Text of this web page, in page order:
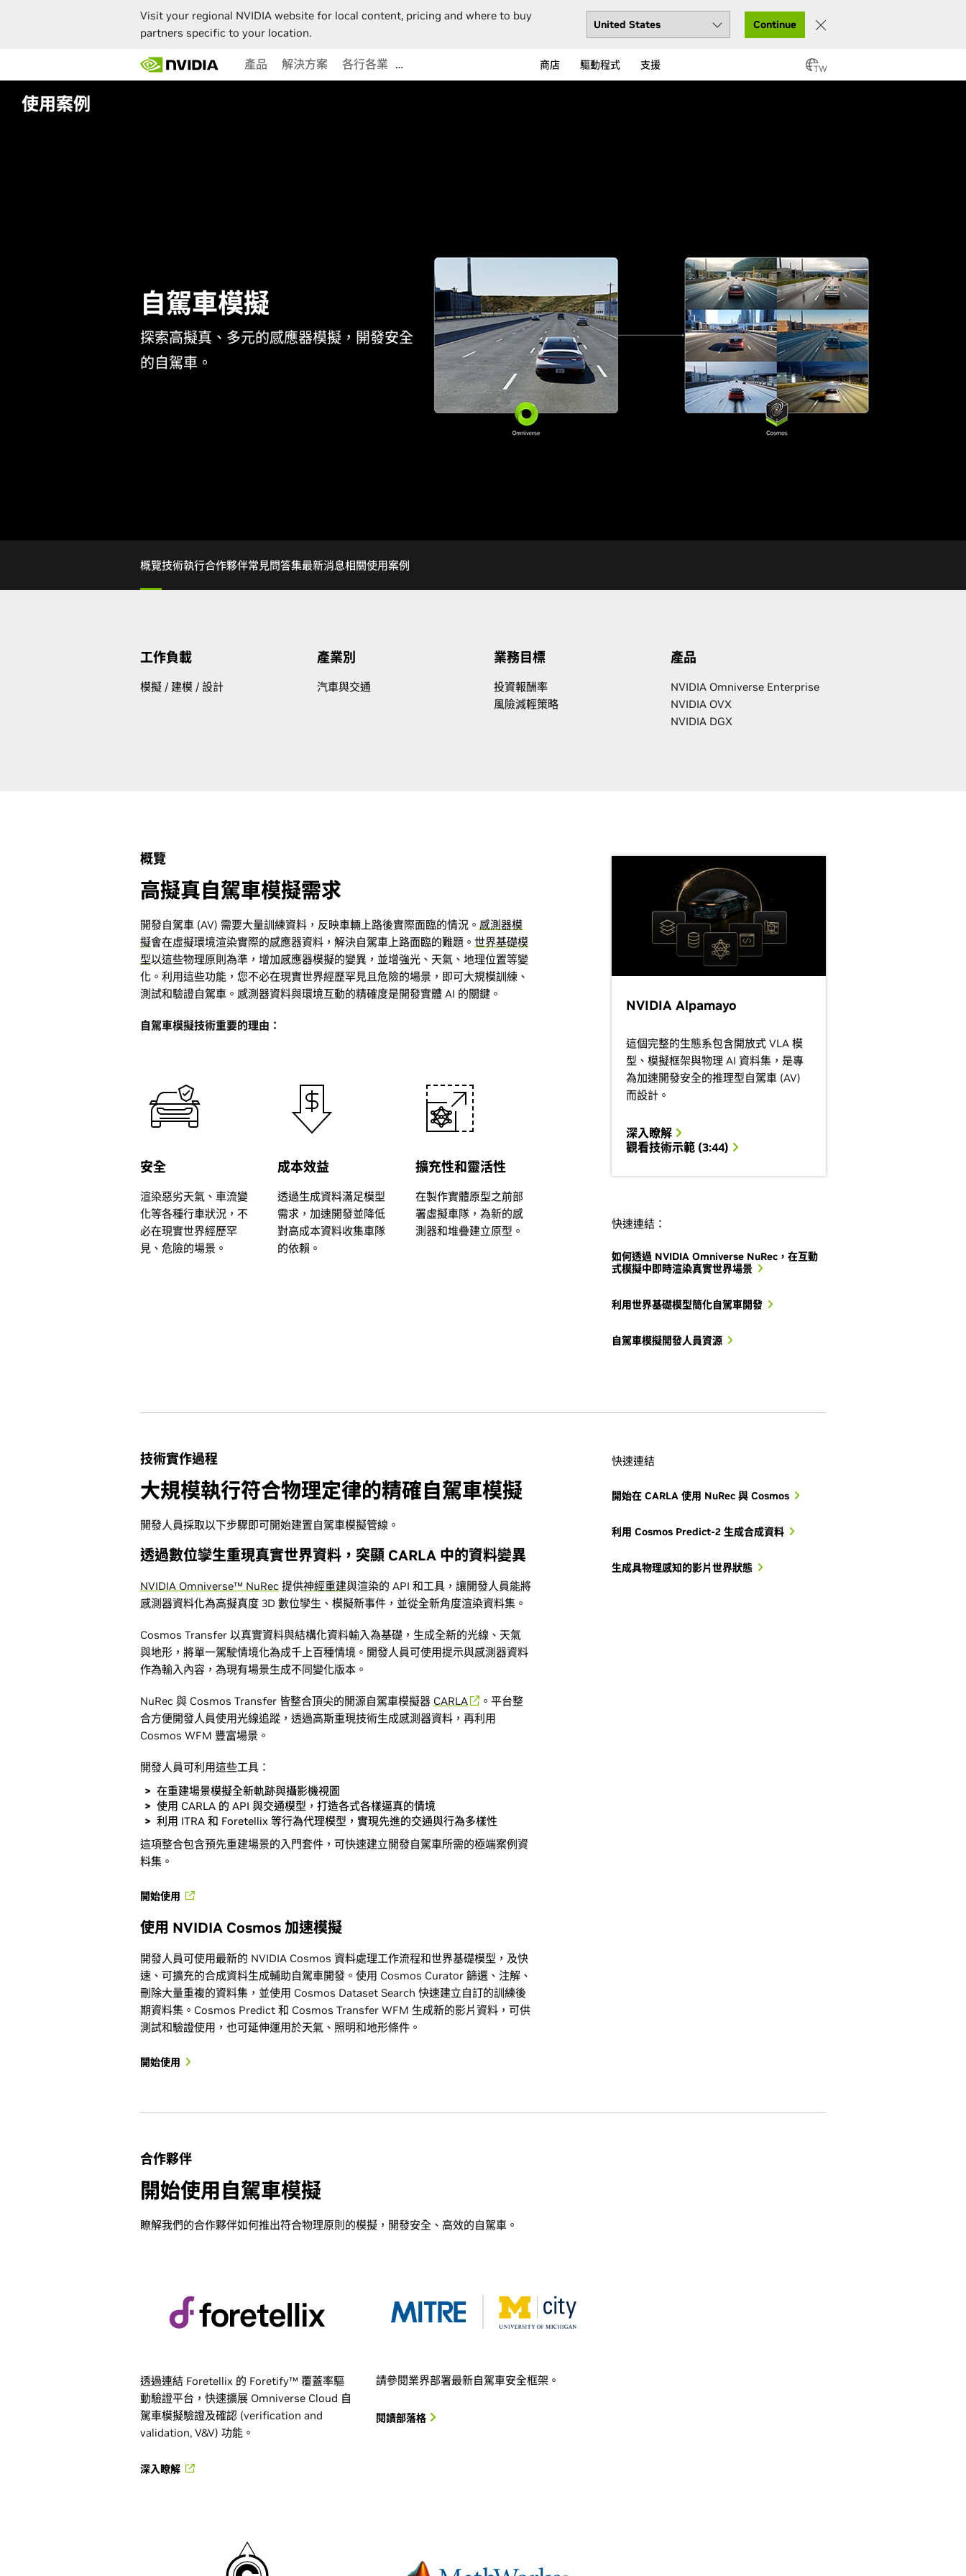
Visit your regional NVIDIA website for local content, pricing and where to buy
partners specific to your location.
Continue
main
content
產品 解決方案 各行各業 … 商店 驅動程式 支援 TW
使用案例
自駕車模擬
探索高擬真、多元的感應器模擬，開發安全
的自駕車。
概覽技術執行合作夥伴常見問答集最新消息相關使用案例
工作負載‎‎
模擬 / 建模 / 設計
產業別
汽車與交通
業務目標
投資報酬率
風險減輕策略
產品
NVIDIA Omniverse Enterprise
NVIDIA OVX
NVIDIA DGX
概覽
高擬真自駕車模擬需求
開發自駕車 (AV) 需要大量訓練資料，反映車輛上路後實際面臨的情況。 感測器模
擬會在虛擬環境渲染實際的感應器資料，解決自駕車上路面臨的難題。 世界基礎模
型以這些物理原則為準，增加感應器模擬的變異，並增強光、天氣、地理位置等變
化。利用這些功能，您不必在現實世界經歷罕見且危險的場景，即可大規模訓練、
測試和驗證自駕車。感測器資料與環境互動的精確度是開發實體 AI 的關鍵。
自駕車模擬技術重要的理由：
安全
渲染惡劣天氣、車流變
化等各種行車狀況，不
必在現實世界經歷罕
見、危險的場景。
成本效益
透過生成資料滿足模型
需求，加速開發並降低
對高成本資料收集車隊
的依賴。
擴充性和靈活性
在製作實體原型之前部
署虛擬車隊，為新的感
測器和堆疊建立原型。
NVIDIA Alpamayo
這個完整的生態系包含開放式 VLA 模
型、模擬框架與物理 AI 資料集，是專
為加速開發安全的推理型自駕車 (AV)
而設計。
深入瞭解
觀看技術示範 (3:44)
快速連結：
如何透過 NVIDIA Omniverse NuRec，在互動
式模擬中即時渲染真實世界場景
利用世界基礎模型簡化自駕車開發
自駕車模擬開發人員資源
技術實作過程
大規模執行符合物理定律的精確自駕車模擬
開發人員採取以下步驟即可開始建置自駕車模擬管線。
透過數位孿生重現真實世界資料，突顯 CARLA 中的資料變異
NVIDIA Omniverse™ NuRec 提供神經重建與渲染的 API 和工具，讓開發人員能將
感測器資料化為高擬真度 3D 數位孿生、模擬新事件，並從全新角度渲染資料集。
Cosmos Transfer 以真實資料與結構化資料輸入為基礎，生成全新的光線、天氣
與地形，將單一駕駛情境化為成千上百種情境。開發人員可使用提示與感測器資料
作為輸入內容，為現有場景生成不同變化版本。
NuRec 與 Cosmos Transfer 皆整合頂尖的開源自駕車模擬器 CARLA
。平台整
合方便開發人員使用光線追蹤，透過高斯重現技術生成感測器資料，再利用
Cosmos WFM 豐富場景。
開發人員可利用這些工具：
在重建場景模擬全新軌跡與攝影機視圖
使用 CARLA 的 API 與交通模型，打造各式各樣逼真的情境
利用 ITRA 和 Foretellix 等行為代理模型，實現先進的交通與行為多樣性
這項整合包含預先重建場景的入門套件，可快速建立開發自駕車所需的極端案例資
料集。
開始使用
使用 NVIDIA Cosmos 加速模擬
開發人員可使用最新的 NVIDIA Cosmos 資料處理工作流程和世界基礎模型，及快
速、可擴充的合成資料生成輔助自駕車開發。使用 Cosmos Curator 篩選、注解、
刪除大量重複的資料集，並使用 Cosmos Dataset Search 快速建立自訂的訓練後
期資料集。Cosmos Predict 和 Cosmos Transfer WFM 生成新的影片資料，可供
測試和驗證使用，也可延伸運用於天氣、照明和地形條件。
開始使用
快速連結
開始在 CARLA 使用 NuRec 與 Cosmos
利用 Cosmos Predict-2 生成合成資料
生成具物理感知的影片世界狀態
合作夥伴
開始使用自駕車模擬
瞭解我們的合作夥伴如何推出符合物理原則的模擬，開發安全、高效的自駕車。
透過連結 Foretellix 的 Foretify™ 覆蓋率驅
動驗證平台，快速擴展 Omniverse Cloud 自
駕車模擬驗證及確認 (verification and
validation, V&V) 功能。
深入瞭解
請參閱業界部署最新自駕車安全框架。
閱讀部落格